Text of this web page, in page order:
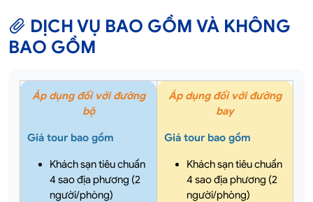
DỊCH VỤ BAO GỒM VÀ KHÔNG
BAO GỒM
Áp dụng đối với đường
bộ
Giá tour bao gồm
Khách sạn tiêu chuẩn
4 sao địa phương (2
người/phòng)
Áp dụng đối với đường
bay
Giá tour bao gồm
Khách sạn tiêu chuẩn
4 sao địa phương (2
người/phòng)